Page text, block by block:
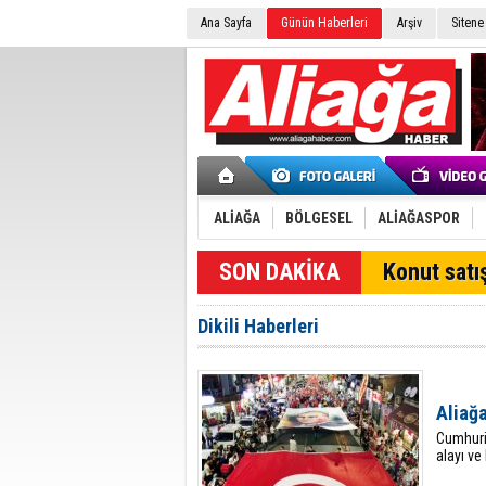
Ana Sayfa Günün Haberleri Arşiv
ALİAĞA BÖLGESEL ALİAĞASPOR
SON DAKİKA Konut
Dikili Haberleri
alayı